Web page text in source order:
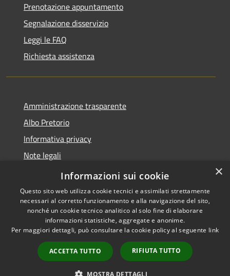
Prenotazione appuntamento
Segnalazione disservizio
Leggi le FAQ
Richiesta assistenza
Amministrazione trasparente
Albo Pretorio
Informativa privacy
Note legali
Dichiarazione di accessibilità
Accessibilità
Copyright © 2026 • Comune di
Dresano • Powered by
Municipium•
Accesso
redazione
×
Informazioni sui cookie
Questo sito web utilizza cookie tecnici e assimilati strettamente
necessari al corretto funzionamento e alla navigazione del sito,
nonché un cookie tecnico analitico al solo fine di elaborare
informazioni statistiche, aggregate e anonime.
Per maggiori dettagli, può consultare la cookie policy al seguente link
ACCETTA TUTTO RIFIUTA TUTTO
MOSTRA DETTAGLI